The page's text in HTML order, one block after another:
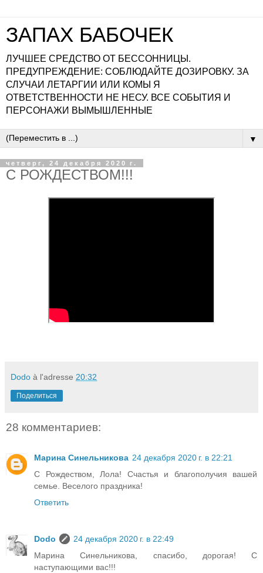
ЗАПАХ БАБОЧЕК
ЛУЧШЕЕ СРЕДСТВО ОТ БЕССОННИЦЫ.
ПРЕДУПРЕЖДЕНИЕ: СОБЛЮДАЙТЕ ДОЗИРОВКУ. ЗА
СЛУЧАИ ЛЕТАРГИИ ИЛИ КОМЫ Я
ОТВЕТСТВЕННОСТИ НЕ НЕСУ. ВСЕ СОБЫТИЯ И
ПЕРСОНАЖИ ВЫМЫШЛЕННЫЕ
▼
четверг, 24 декабря 2020 г.
С РОЖДЕСТВОМ!!!
Dodo à l'adresse 20:32
Поделиться
28 комментариев:
Марина Синельникова 24 декабря 2020 г. в 22:21
С Рождеством, Лола! Счастья и благополучия вашей
семье. Веселого праздника!
Ответить
Dodo
24 декабря 2020 г. в 22:49
Марина Синельникова, спасибо, дорогая! С
наступающими вас!!!